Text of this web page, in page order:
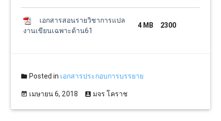
เอกสารสอนรายวิชาการแปล
งานเขียนเฉพาะด้าน61
4 MB 2300
Posted in เอกสารประกอบการบรรยาย
เมษายน 6, 2018
มจร โคราช